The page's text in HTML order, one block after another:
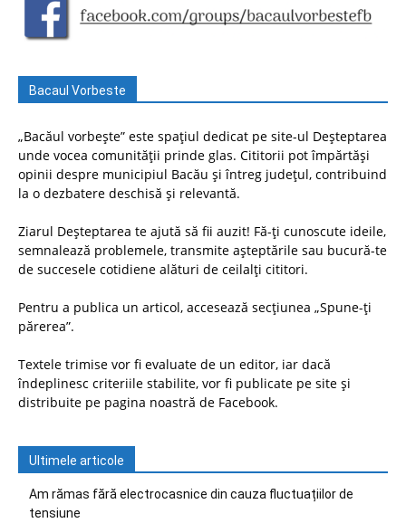
Bacaul Vorbeste
„Bacăul vorbește” este spațiul dedicat pe site-ul Deșteptarea
unde vocea comunității prinde glas. Cititorii pot împărtăși
opinii despre municipiul Bacău și întreg județul, contribuind
la o dezbatere deschisă și relevantă.
Ziarul Deșteptarea te ajută să fii auzit! Fă-ți cunoscute ideile,
semnalează problemele, transmite așteptările sau bucură-te
de succesele cotidiene alături de ceilalți cititori.
Pentru a publica un articol, accesează secțiunea „Spune-ți
părerea”.
Textele trimise vor fi evaluate de un editor, iar dacă
îndeplinesc criteriile stabilite, vor fi publicate pe site și
distribuite pe pagina noastră de Facebook.
Ultimele articole
Am rămas fără electrocasnice din cauza fluctuațiilor de
tensiune